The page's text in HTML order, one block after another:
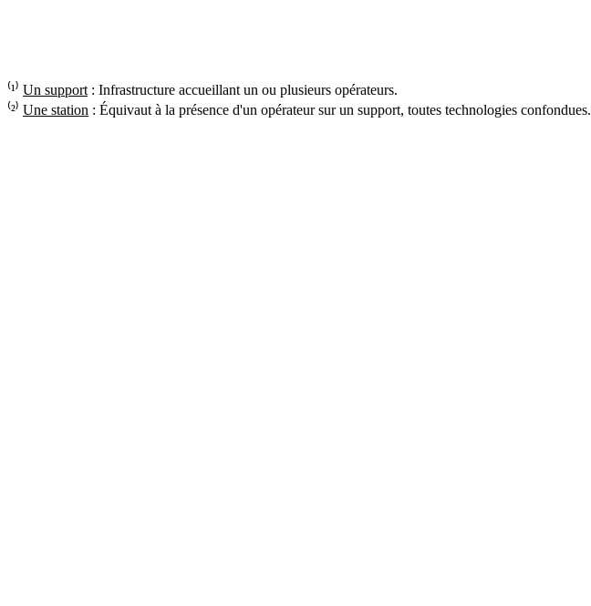
⁽¹⁾ Un support : Infrastructure accueillant un ou plusieurs opérateurs.
⁽²⁾ Une station : Équivaut à la présence d'un opérateur sur un support, toutes technologies confondues.